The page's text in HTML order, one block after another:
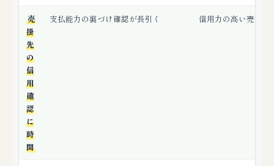
売
掛
先
の
信
用
確
認
に
時
間
支払能力の裏づけ確認が長引く 信用力の高い売掛金